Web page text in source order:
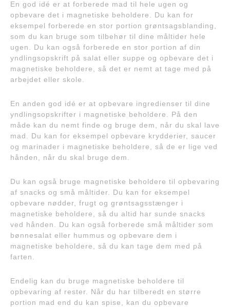
En god idé er at forberede mad til hele ugen og
opbevare det i magnetiske beholdere. Du kan for
eksempel forberede en stor portion grøntsagsblanding,
som du kan bruge som tilbehør til dine måltider hele
ugen. Du kan også forberede en stor portion af din
yndlingsopskrift på salat eller suppe og opbevare det i
magnetiske beholdere, så det er nemt at tage med på
arbejdet eller skole.
En anden god idé er at opbevare ingredienser til dine
yndlingsopskrifter i magnetiske beholdere. På den
måde kan du nemt finde og bruge dem, når du skal lave
mad. Du kan for eksempel opbevare krydderier, saucer
og marinader i magnetiske beholdere, så de er lige ved
hånden, når du skal bruge dem.
Du kan også bruge magnetiske beholdere til opbevaring
af snacks og små måltider. Du kan for eksempel
opbevare nødder, frugt og grøntsagsstænger i
magnetiske beholdere, så du altid har sunde snacks
ved hånden. Du kan også forberede små måltider som
bønnesalat eller hummus og opbevare dem i
magnetiske beholdere, så du kan tage dem med på
farten.
Endelig kan du bruge magnetiske beholdere til
opbevaring af rester. Når du har tilberedt en større
portion mad end du kan spise, kan du opbevare